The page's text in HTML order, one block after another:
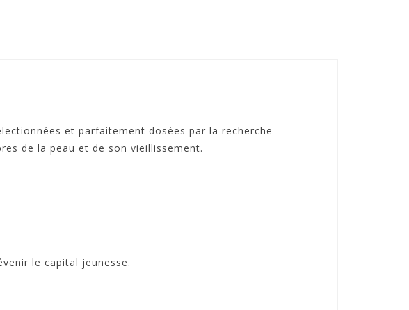
et parfaitement dosées par la recherche
de la peau et de son vieillissement.
le capital jeunesse.